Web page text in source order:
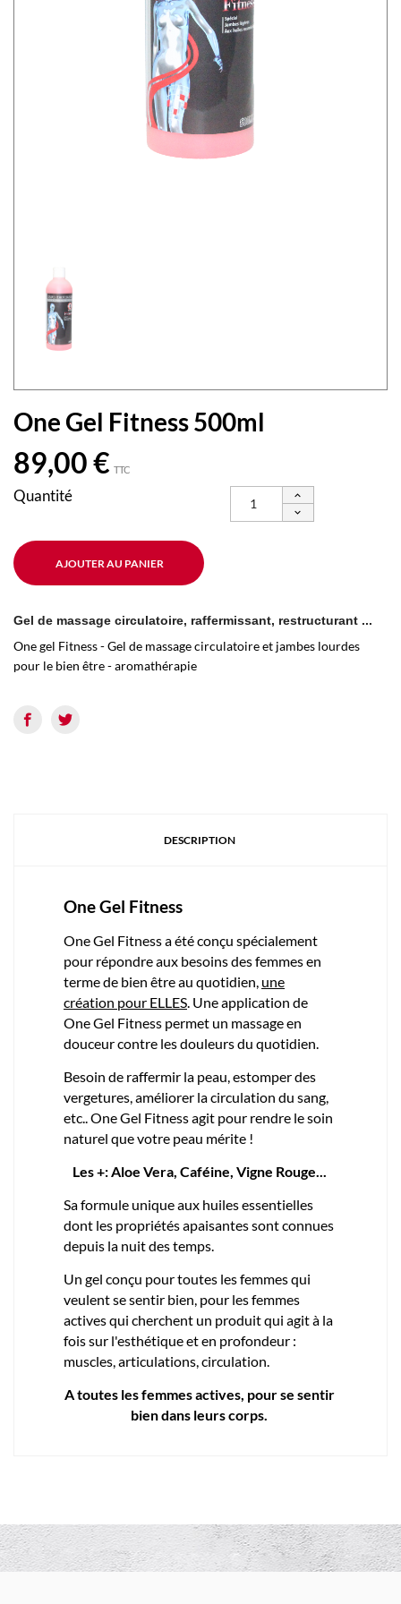
One Gel Fitness 500ml
89,00 € TTC
Quantité
AJOUTER AU PANIER
Gel de massage circulatoire, raffermissant, restructurant ...
One gel Fitness - Gel de massage circulatoire et jambes lourdes
pour le bien être - aromathérapie
DESCRIPTION
One Gel Fitness
One Gel Fitness a été conçu spécialement
pour répondre aux besoins des femmes en
terme de bien être au quotidien, une
création pour ELLES . Une application de
One Gel Fitness permet un massage en
douceur contre les douleurs du quotidien.
Besoin de raffermir la peau, estomper des
vergetures, améliorer la circulation du sang,
etc.. One Gel Fitness agit pour rendre le soin
naturel que votre peau mérite !
Les +: Aloe Vera, Caféine, Vigne Rouge...
Sa formule unique aux huiles essentielles
dont les propriétés apaisantes sont connues
depuis la nuit des temps.
Un gel conçu pour toutes les femmes qui
veulent se sentir bien, pour les femmes
actives qui cherchent un produit qui agit à la
fois sur l'esthétique et en profondeur :
muscles, articulations, circulation.
A toutes les femmes actives, pour se sentir
bien dans leurs corps.